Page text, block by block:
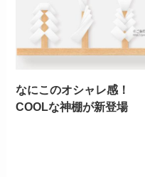
なにこのオシャレ感！
COOLな神棚が新登場